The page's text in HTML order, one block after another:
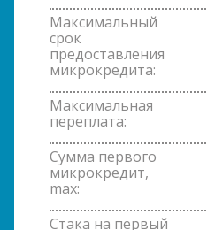
Максимальный
срок
предоставления
микрокредита:
Максимальная
переплата:
Сумма первого
микрокредит,
max:
Стака на первый